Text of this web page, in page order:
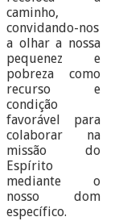
caminho,
convidando-nos
a olhar a nossa
pequenez e
pobreza como
recurso e
condição
favorável para
colaborar na
missão do
Espírito
mediante o
nosso dom
específico.